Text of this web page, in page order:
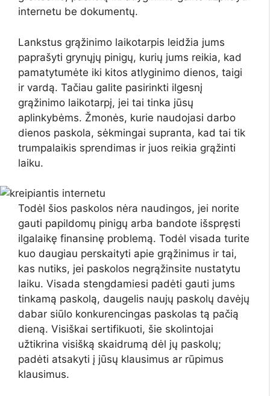
internetu be dokumentų.
Lankstus grąžinimo laikotarpis leidžia jums
paprašyti grynųjų pinigų, kurių jums reikia, kad
pamatytumėte iki kitos atlyginimo dienos, taigi
ir vardą. Tačiau galite pasirinkti ilgesnį
grąžinimo laikotarpį, jei tai tinka jūsų
aplinkybėms. Žmonės, kurie naudojasi darbo
dienos paskola, sėkmingai supranta, kad tai tik
trumpalaikis sprendimas ir juos reikia grąžinti
laiku.
Todėl šios paskolos nėra naudingos, jei norite
gauti papildomų pinigų arba bandote išspręsti
ilgalaikę finansinę problemą. Todėl visada turite
kuo daugiau perskaityti apie grąžinimus ir tai,
kas nutiks, jei paskolos negrąžinsite nustatytu
laiku. Visada stengdamiesi padėti gauti jums
tinkamą paskolą, daugelis naujų paskolų davėjų
dabar siūlo konkurencingas paskolas tą pačią
dieną. Visiškai sertifikuoti, šie skolintojai
užtikrina visišką skaidrumą dėl jų paskolų;
padėti atsakyti į jūsų klausimus ar rūpimus
klausimus.